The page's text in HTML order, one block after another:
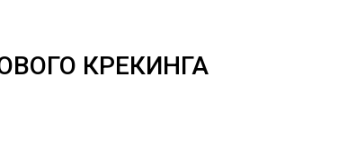
КРЕКИНГА